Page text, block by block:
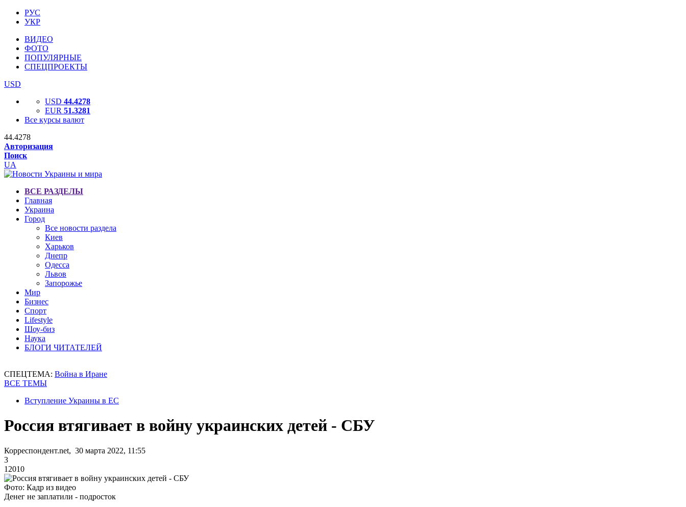
РУС
УКР
ВИДЕО
ФОТО
ПОПУЛЯРНЫЕ
СПЕЦПРОЕКТЫ
USD
USD 44.4278
EUR 51.3281
Все курсы валют
44.4278
Авторизация
Поиск
UA
ВСЕ РАЗДЕЛЫ
Главная
Украина
Город
Все новости раздела
Киев
Харьков
Днепр
Одесса
Львов
Запорожье
Мир
Бизнес
Спорт
Lifestyle
Шоу-биз
Наука
БЛОГИ ЧИТАТЕЛЕЙ
СПЕЦТЕМА: Война в Иране
ВСЕ ТЕМЫ
Вступление Украины в ЕС
Россия втягивает в войну украинских детей - СБУ
Корреспондент.net, 30 марта 2022, 11:55
3
12010
Фото: Кадр из видео
Денег не заплатили - подросток